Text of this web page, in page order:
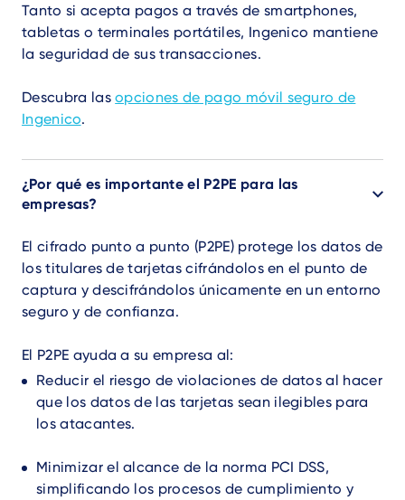
Tanto si acepta pagos a través de smartphones,
tabletas o terminales portátiles, Ingenico mantiene
la seguridad de sus transacciones.
Descubra lasopciones de pago móvil seguro de
Ingenico.
¿Por qué es importante el P2PE para las
empresas?
El cifrado punto a punto (P2PE) protege los datos de
los titulares de tarjetas cifrándolos en el punto de
captura y descifrándolos únicamente en un entorno
seguro y de confianza.
El P2PE ayuda a su empresa al:
Reducir el riesgo de violaciones de datos al hacer
que los datos de las tarjetas sean ilegibles para
los atacantes.
Minimizar el alcance de la norma PCI DSS,
simplificando los procesos de cumplimiento y